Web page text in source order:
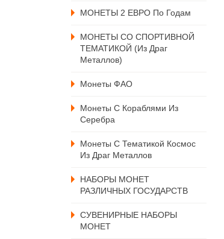
МОНЕТЫ 2 ЕВРО По Годам
МОНЕТЫ СО СПОРТИВНОЙ
ТЕМАТИКОЙ (из Драг
Металлов)
Монеты ФАО
Монеты С Кораблями Из
Серебра
Монеты С Тематикой Космос
Из Драг Металлов
НАБОРЫ МОНЕТ
РАЗЛИЧНЫХ ГОСУДАРСТВ
СУВЕНИРНЫЕ НАБОРЫ
МОНЕТ